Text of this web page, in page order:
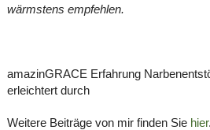
wärmstens empfehlen.
amazinGRACE Erfahrung
erleichtert durch
Weitere Beiträge von mir finden Sie hier.